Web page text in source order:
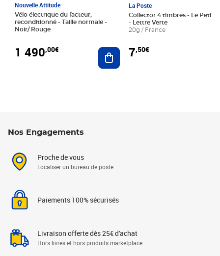
Nouvelle Attitude
Vélo électrique du facteur,
reconditionné - Taille normale -
Noir/ Rouge
1 490,00€ Ajouter au panier
La Poste
Collector 4 timbres - Le Petit
- Lettre Verte
20g / France
7,50€
Nos Engagements
Proche de vous
Localiser un bureau de poste
Paiements 100% sécurisés
Livraison offerte dès 25€ d'achat
Hors livres et hors produits marketplace